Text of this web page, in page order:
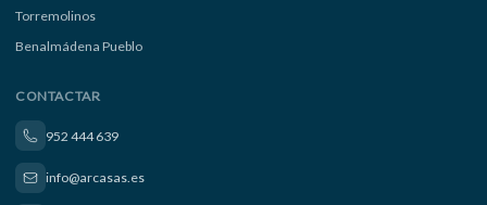
Torremolinos
Benalmádena Pueblo
CONTACTAR
952 444 639
info@arcasas.es